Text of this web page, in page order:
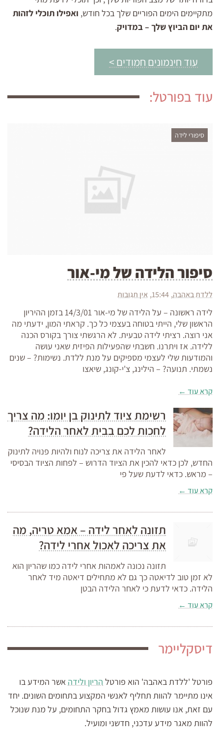
מתקיימים הימים הפוריים שלך בכל חודש, ואפילו תוכלי לזהות
את יום הביוץ שלך – במדויק.
עוד חינמונים חמודים >
עוד בפורטל:
סיפורי לידה
סיפור הלידה של מי-אור
ללדת באהבה 15:44 אין תגובות
לידה ראשונה – על הלידה של מי-אור 14/3/01 בזמן ההיריון
הראשון שלי, הייתי בטוחה בעצמי כל כך. קראתי המון, ידעתי מה
אני רוצה. רציתי לידה טבעית. לא הרגשתי צורך בקורס הכנה
ללידה. אז ויתרנו. חשבתי שהפעילות הפיזית שאני עושה
והמודעות שלי לעצמי מספיקים על מנת ללדת. נשימות? – שנים
נשמתי. תנועה? – הילינג, צ'י-קונג, שיאצו
קרא עוד ←
רשימת ציוד לתינוק בן יומו: מה צריך
לחכות לכם בבית לאחר הלידה?
לאחר הלידה את צריכה לנוח ולהיות פנויה לתינוק
החדש, לכן כדאי להכין את הציוד הדרוש – לפחות הציוד הבסיסי
– מראש. כדאי לדעת שעל פי
קרא עוד ←
תזונה לאחר לידה – אמא טריה, מה
את צריכה לאכול אחרי לידה?
תזונה נכונה לאמהות אחרי לידה כמו שהריון הוא
לא זמן טוב לדיאטה כך גם לא מתחילים דיאטה מיד לאחר
הלידה. כדאי לדעת כי לאחר הלידה הבטן
קרא עוד ←
דיסקליימר
פורטל 'ללדת באהבה' הוא פורטל הריון ולידה אשר המידע בו
אינו מתיימר להוות תחליף לאנשי המקצוע בתחומים השונים. יחד
עם זאת, אנו עושות מאמץ גדול בחקר התחומים, על מנת שנוכל
להוות מאגר מידע עדכני, חדשני ומועיל.